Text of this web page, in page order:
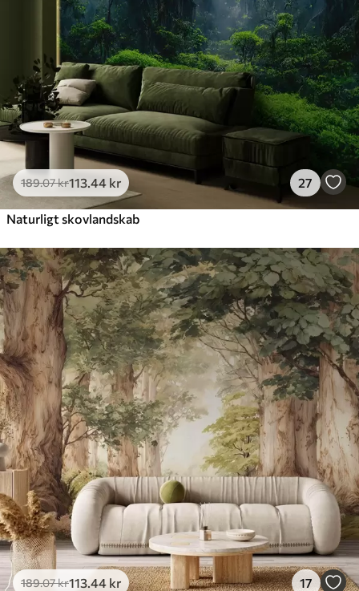
Premium vinyl
516.67310.00kr/m²
Peel and Stick
666.67400.00kr/m²
189.07kr113 .44 kr 27
Naturligt skovlandskab
189.07kr113.44 kr 17